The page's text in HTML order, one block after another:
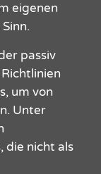
eigenen
passiv
um von
Unter
die nicht als